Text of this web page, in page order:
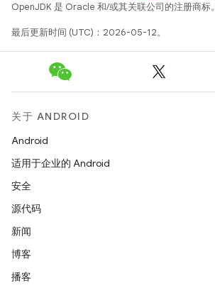
OpenJDK 是 Oracle 和/或其关联公司的注册商标。
最后更新时间 (UTC)：2026-05-12。
关于 ANDROID
Android
适用于企业的 Android
安全
源代码
新闻
博客
播客